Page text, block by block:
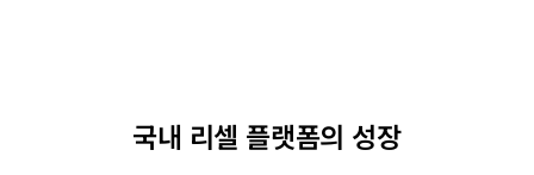
국내 리셀 플랫폼의 성장